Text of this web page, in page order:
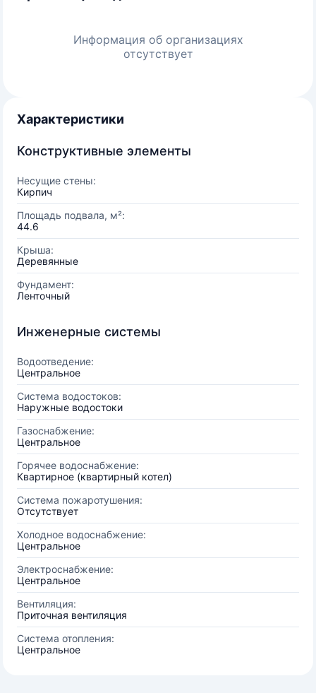
Информация об организациях
отсутствует
Характеристики
Конструктивные элементы
Несущие стены:
Кирпич
Площадь подвала, м²:
44.6
Крыша:
Деревянные
Фундамент:
Ленточный
Инженерные системы
Водоотведение:
Центральное
Система водостоков:
Наружные водостоки
Газоснабжение:
Центральное
Горячее водоснабжение:
Квартирное (квартирный котел)
Система пожаротушения:
Отсутствует
Холодное водоснабжение:
Центральное
Электроснабжение:
Центральное
Вентиляция:
Приточная вентиляция
Система отопления:
Центральное